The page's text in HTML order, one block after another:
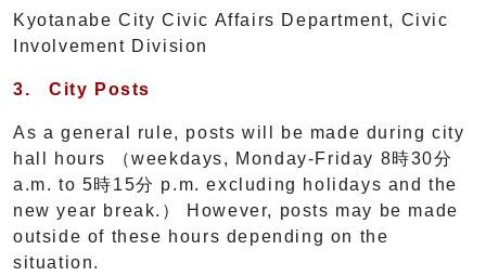
Kyotanabe City Civic Affairs Department, Civic
Involvement Division
3. City Posts
As a general rule, posts will be made during city
hall hours （weekdays, Monday-Friday 8時30分
a.m. to 5時15分 p.m. excluding holidays and the
new year break.） However, posts may be made
outside of these hours depending on the
situation.